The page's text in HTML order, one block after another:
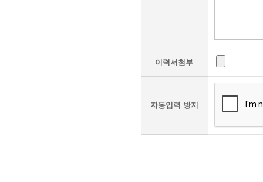
이력서첨부
자동입력 방지